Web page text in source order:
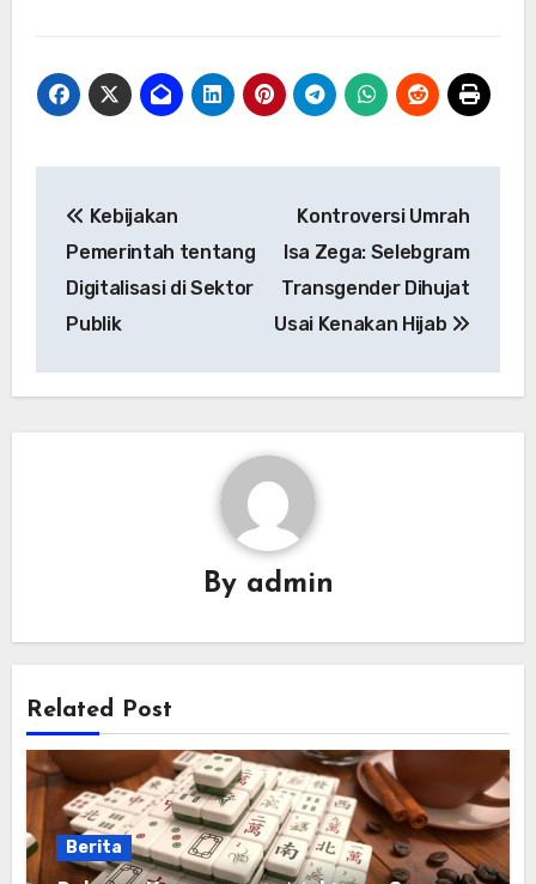
pos
Kebijakan
Pemerintah tentang
Digitalisasi di Sektor
Publik
Kontroversi Umrah
Isa Zega: Selebgram
Transgender Dihujat
Usai Kenakan Hijab
By admin
Related Post
Berita